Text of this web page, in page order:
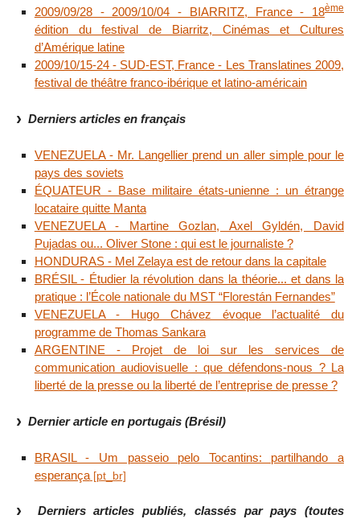
2009/09/28 - 2009/10/04 - BIARRITZ, France - 18ème
édition du festival de Biarritz, Cinémas et Cultures
d’Amérique latine
2009/10/15-24 - SUD-EST, France - Les Translatines 2009,
festival de théâtre franco-ibérique et latino-américain
Derniers articles en français
VENEZUELA - Mr. Langellier prend un aller simple pour le
pays des soviets
ÉQUATEUR - Base militaire états-unienne : un étrange
locataire quitte Manta
VENEZUELA - Martine Gozlan, Axel Gyldén, David
Pujadas ou... Oliver Stone : qui est le journaliste ?
HONDURAS - Mel Zelaya est de retour dans la capitale
BRÉSIL - Étudier la révolution dans la théorie... et dans la
pratique : l’École nationale du MST “Florestán Fernandes”
VENEZUELA - Hugo Chávez évoque l’actualité du
programme de Thomas Sankara
ARGENTINE - Projet de loi sur les services de
communication audiovisuelle : que défendons-nous ? La
liberté de la presse ou la liberté de l’entreprise de presse ?
Dernier article en portugais (Brésil)
BRASIL - Um passeio pelo Tocantins: partilhando a
esperança
Derniers articles publiés, classés par pays (toutes